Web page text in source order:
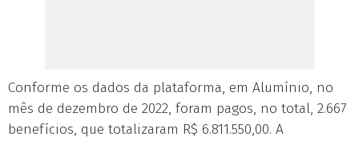
Conforme os dados da plataforma, em Alumínio, no
mês de dezembro de 2022, foram pagos, no total, 2.667
benefícios, que totalizaram R$ 6.811.550,00. A